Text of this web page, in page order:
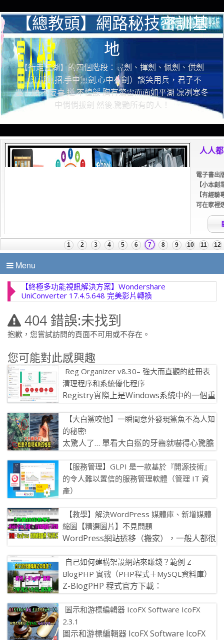
【總教頭】網路秘技密訓基
地
【行走江湖】的四個階段：尋劍、揮劍、佩劍、供劍
（江湖無招.手中無劍.心中有劍）談笑用兵，君子不
器！順.不妄喜 逆.不惶餒 胸有驚雷而面如平湖 凜冽寒冬
中悄悄拔劍 然後.驚艷所有的人！
Menu
【終極多功能視訊解決方案】Wondershare
UniConverter 17.4.5.648 完美影片轉換
404 錯誤:未找到
抱歉，您嘗試訪問的頁面不可用或不存在。
您可能對此感興趣
Reg Organizer v8.30– 強大而直觀的註冊表
清理程序和系統優化程序
Registry實際上是Windows系統中的一個重
設定訊息。 如何更好 […]【大白鯊咬他】一瞬間意外發現鯊魚不為人知
的秘密!
太驚人了… 單看大白鯊的牙齒就嚇得心驚膽
的食肉魚類。雖然被認為有攻擊性的 […]
【服務管理】GLPI 是一款基於『開源技術』
的令人難以置信的服務管理軟體（管理 IT 資
產）
擁有一套方便又專業可以信賴的服務管理軟體嗎？ 來！今
天洪總教頭來推薦你使 […]
【教學】解決WordPress 媒體庫、新增媒體
縮圖【精選圖片】不見問題
WordPress網站遷移（搬家），一般人都很
出XML檔案） 在新網站 […]自己如何建構架設網站來賺錢？範例 Z-
BlogPHP 實戰（PHP程式＋MySQL資料庫）
Z-BlogPHP 程式官方下載：
[…]
圖示和游標編輯器 IcoFX Software IcoFX
2.3.1
圖示和游標編輯器 IcoFX Software IcoFX